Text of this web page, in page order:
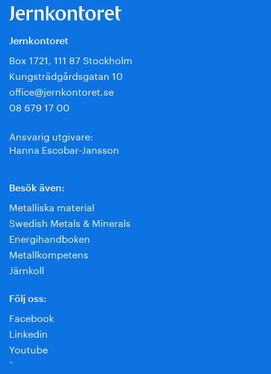
Jernkontoret
Box 1721, 111 87 Stockholm
Kungsträdgårdsgatan 10
office@jernkontoret.se
08 679 17 00
Ansvarig utgivare:
Hanna Escobar-Jansson
Besök även:
Metalliska material
Swedish Metals & Minerals
Energihandboken
Metallkompetens
Järnkoll
Följ oss:
Facebook
Linkedin
Youtube
¨